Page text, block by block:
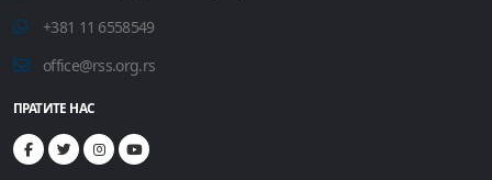
+381 11 6558549
office@rss.org.rs
ПРАТИТЕ НАС